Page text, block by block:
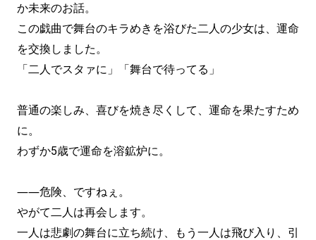
か未来のお話。
この戯曲で舞台のキラめきを浴びた二人の少女は、運命
を交換しました。
「二人でスタァに」「舞台で待ってる」
普通の楽しみ、喜びを焼き尽くして、運命を果たすため
に。
わずか5歳で運命を溶鉱炉に。
――危険、ですねぇ。
やがて二人は再会します。
一人は悲劇の舞台に立ち続け、もう一人は飛び入り、引